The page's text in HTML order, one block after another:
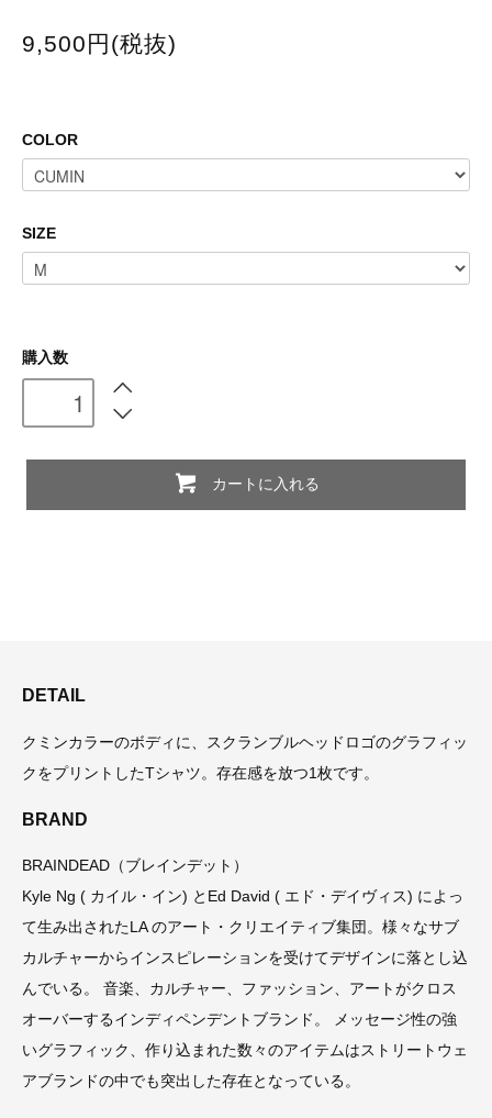
9,500円(税抜)
COLOR
SIZE
購入数
カートに入れる
DETAIL
クミンカラーのボディに、スクランブルヘッドロゴのグラフィッ
クをプリントしたTシャツ。存在感を放つ1枚です。
BRAND
BRAINDEAD（ブレインデット）
Kyle Ng ( カイル・イン) とEd David ( エド・デイヴィス) によっ
て生み出されたLA のアート・クリエイティブ集団。様々なサブ
カルチャーからインスピレーションを受けてデザインに落とし込
んでいる。 音楽、カルチャー、ファッション、アートがクロス
オーバーするインディペンデントブランド。 メッセージ性の強
いグラフィック、作り込まれた数々のアイテムはストリートウェ
アブランドの中でも突出した存在となっている。